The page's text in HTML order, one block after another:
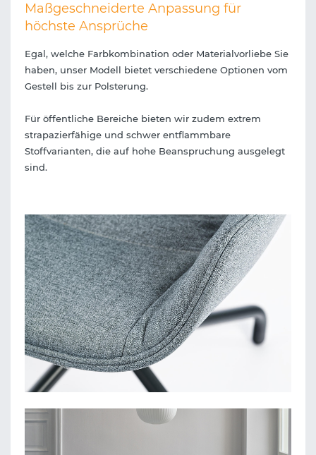
Maßgeschneiderte Anpassung für
höchste Ansprüche
Egal, welche Farbkombination oder Materialvorliebe Sie
haben, unser Modell bietet verschiedene Optionen vom
Gestell bis zur Polsterung.
Für öffentliche Bereiche bieten wir zudem extrem
strapazierfähige und schwer entflammbare
Stoffvarianten, die auf hohe Beanspruchung ausgelegt
sind.